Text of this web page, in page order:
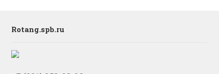
Rotang.spb.ru